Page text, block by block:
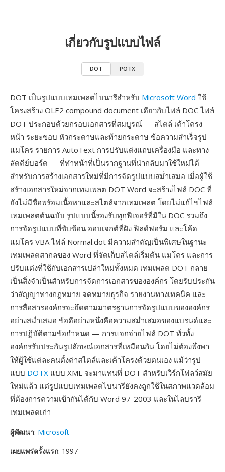
เกี่ยวกับรูปแบบไฟล์
DOT POTX
DOT เป็นรูปแบบเทมเพลตไบนารีสำหรับ Microsoft Word ใช้
โครงสร้าง OLE2 compound document เดียวกับไฟล์ DOC ไฟล์
DOT ประกอบด้วยกรอบเอกสารที่สมบูรณ์ — สไตล์ เค้าโครง
หน้า ระยะขอบ หัวกระดาษและท้ายกระดาษ ข้อความสำเร็จรูป
แมโคร รายการ AutoText การปรับแต่งแถบเครื่องมือ และทาง
ลัดคีย์บอร์ด — ที่ทำหน้าที่เป็นรากฐานที่นำกลับมาใช้ใหม่ได้
สำหรับการสร้างเอกสารใหม่ที่มีการจัดรูปแบบสม่ำเสมอ เมื่อผู้ใช้
สร้างเอกสารใหม่จากเทมเพลต DOT Word จะสร้างไฟล์ DOC ที่
ยังไม่มีชื่อพร้อมเนื้อหาและสไตล์จากเทมเพลต โดยไม่แก้ไขไฟล์
เทมเพลตต้นฉบับ รูปแบบนี้รองรับทุกฟีเจอร์ที่มีใน DOC รวมถึง
การจัดรูปแบบที่ซับซ้อน ออบเจกต์ที่ฝัง ฟิลด์ฟอร์ม และโค้ด
แมโคร VBA ไฟล์ Normal.dot มีความสำคัญเป็นพิเศษในฐานะ
เทมเพลตสากลของ Word ที่จัดเก็บสไตล์เริ่มต้น แมโคร และการ
ปรับแต่งที่ใช้กับเอกสารเปล่าใหม่ทั้งหมด เทมเพลต DOT กลาย
เป็นสิ่งจำเป็นสำหรับการจัดการเอกสารขององค์กร โดยรับประกัน
ว่าสัญญาทางกฎหมาย จดหมายธุรกิจ รายงานทางเทคนิค และ
การสื่อสารองค์กรจะยึดตามมาตรฐานการจัดรูปแบบขององค์กร
อย่างสม่ำเสมอ ข้อดีอย่างหนึ่งคือความสม่ำเสมอของแบรนด์และ
การปฏิบัติตามข้อกำหนด — การแจกจ่ายไฟล์ DOT ทั่วทั้ง
องค์กรรับประกันรูปลักษณ์เอกสารที่เหมือนกัน โดยไม่ต้องพึ่งพา
ให้ผู้ใช้แต่ละคนตั้งค่าสไตล์และเค้าโครงด้วยตนเอง แม้ว่ารูป
แบบ DOTX แบบ XML จะมาแทนที่ DOT สำหรับเวิร์กโฟลว์สมัย
ใหม่แล้ว แต่รูปแบบเทมเพลตไบนารียังคงถูกใช้ในสภาพแวดล้อม
ที่ต้องการความเข้ากันได้กับ Word 97-2003 และในไลบรารี
เทมเพลตเก่า
ผู้พัฒนา: Microsoft
เผยแพร่ครั้งแรก: 1997